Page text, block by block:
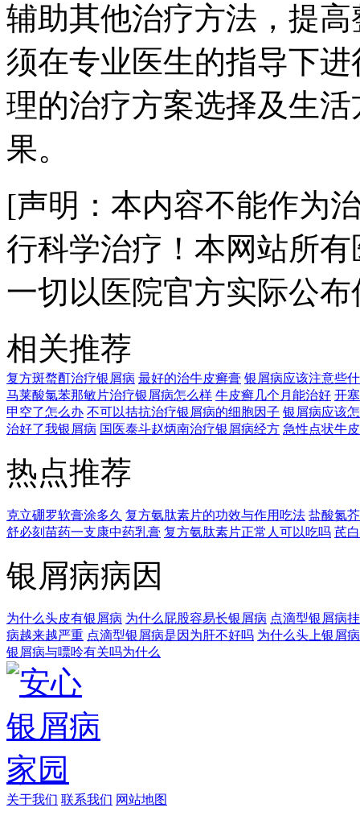
辅助其他治疗方法，提
须在专业医生的指导下
理的治疗方案选择及生
果。
[声明：本内容不能作为
行科学治疗！本网站所
一切以医院官方实际公
相关推荐
复方斑蝥酊治疗银屑病 最好的治牛皮癣膏 银屑病应该注意些
马莱酸氯苯那敏片治疗银屑病怎么样 牛皮癣几个月能治好 开
甲空了怎么办 不可以拮抗治疗银屑病的细胞因子 银屑病应该
治好了我银屑病 国医泰斗赵炳南治疗银屑病经方 急性点状牛
热点推荐
克立硼罗软膏涂多久 复方氨肽素片的功效与作用吃法 盐酸氮
舒必刻苗药一支康中药乳膏 复方氨肽素片正常人可以吃吗 芪
银屑病病因
为什么头皮有银屑病 为什么屁股容易长银屑病 点滴型银屑病
病越来越严重 点滴型银屑病是因为肝不好吗 为什么头上银屑
银屑病与嘌呤有关吗为什么
关于我们 联系我们 网站地图